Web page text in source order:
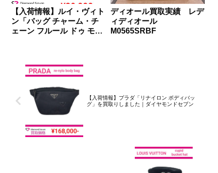
【入荷情報】ルイ・ヴィト
ン「バッグ チャーム・チ
ェーン フルール ドゥ モノ
ディオール買取実績 レデ
ィディオール
M0565SRBF
【入荷情報】プラダ「リナイロン ボディバッ
グ」を買取りしました｜ダイヤモンドセブン